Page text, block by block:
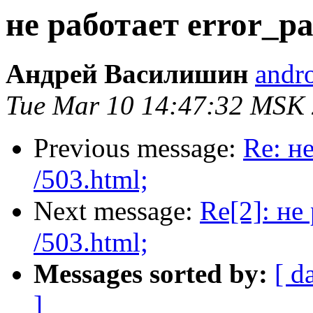
не работает
Андрей Василишин
Tue Mar 10 14:47:32 MSK
Previous message: Re:
/503.html;
Next message: Re[2]: не
/503.html;
Messages sorted by: [
]